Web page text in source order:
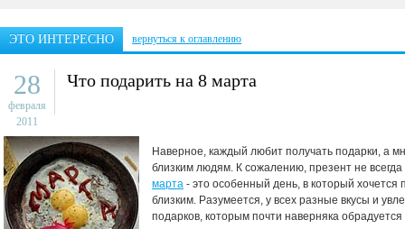
ЭТО ИНТЕРЕСНО вернуться к оглавлению
28
февраля
2011
Что подарить на 8 марта
Наверное, каждый любит получать подарки, а
близким людям. К сожалению, презент не
марта - это особенный день, в который хочется
близким. Разумеется, у всех разные вкусы и
подарков, которым почти наверняка